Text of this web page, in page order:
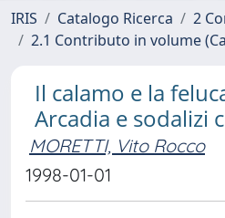
IRIS Catalogo Ricerca
2
2.1 Contributo in volume
Il calamo e la
Arcadia e sodalizi
MORETTI, Vito Rocco
1998-01-01